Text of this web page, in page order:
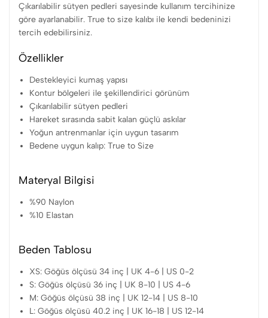
Çıkarılabilir sütyen pedleri sayesinde kullanım tercihinize
göre ayarlanabilir. True to size kalıbı ile kendi bedeninizi
tercih edebilirsiniz.
Özellikler
Destekleyici kumaş yapısı
Kontur bölgeleri ile şekillendirici görünüm
Çıkarılabilir sütyen pedleri
Hareket sırasında sabit kalan güçlü askılar
Yoğun antrenmanlar için uygun tasarım
Bedene uygun kalıp: True to Size
Materyal Bilgisi
%90 Naylon
%10 Elastan
Beden Tablosu
XS: Göğüs ölçüsü 34 inç | UK 4-6 | US 0-2
S: Göğüs ölçüsü 36 inç | UK 8-10 | US 4-6
M: Göğüs ölçüsü 38 inç | UK 12-14 | US 8-10
L: Göğüs ölçüsü 40.2 inç | UK 16-18 | US 12-14